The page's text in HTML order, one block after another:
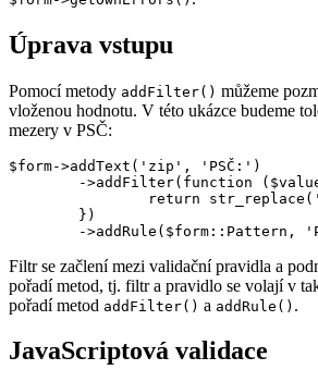
Úprava vstupu
Pomocí metody addFilter() můžeme
vloženou hodnotu. V této ukázce budeme
mezery v PSČ:
$form->addText('zip', 'PSČ:')
Filtr se začlení mezi validační pravidla a
pořadí metod, tj. filtr a pravidlo se volají v
pořadí metod addFilter() a addRule() .
JavaScriptová validace